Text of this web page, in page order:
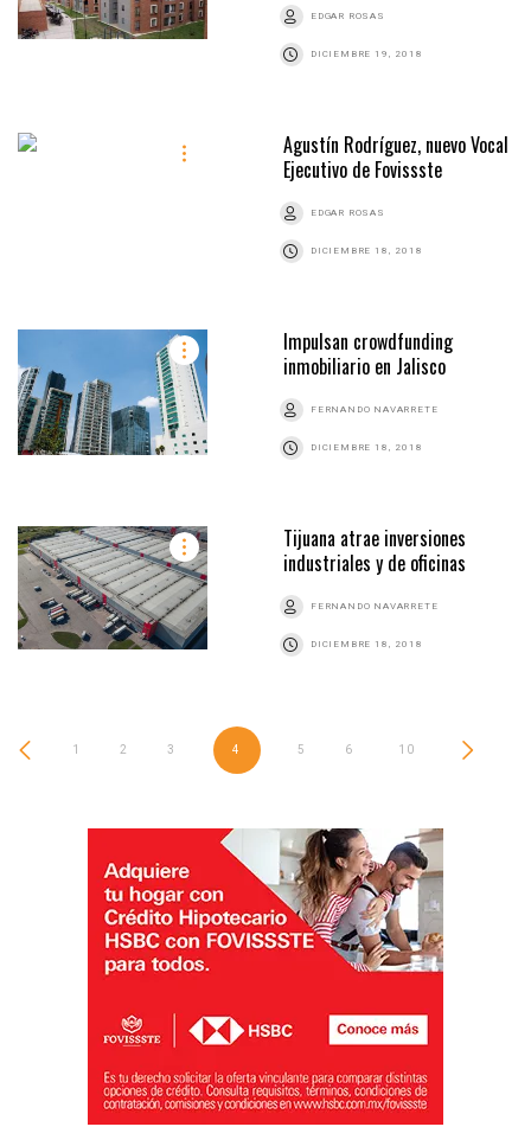
EDGAR ROSAS
DICIEMBRE 19, 2018
Agustín Rodríguez, nuevo Vocal
Ejecutivo de Fovissste
EDGAR ROSAS
DICIEMBRE 18, 2018
Impulsan crowdfunding
inmobiliario en Jalisco
FERNANDO NAVARRETE
DICIEMBRE 18, 2018
Tijuana atrae inversiones
industriales y de oficinas
FERNANDO NAVARRETE
DICIEMBRE 18, 2018
1 2 3 4 5 6 10